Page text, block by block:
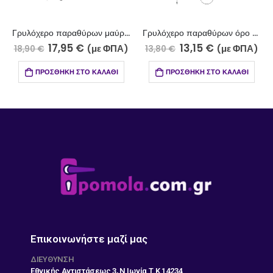
Γρυλόχερο παραθύρων μαύρο 209-7-5/1
18,90€ 17,95 € (με ΦΠΑ)
ΠΡΟΣΘΉΚΗ ΣΤΟ ΚΑΛΆΘΙ
Γρυλόχερο παραθύρων όρο ματ-όρο 72-15-11/1
13,80€ 13,15 € (με ΦΠΑ)
ΠΡΟΣΘΉΚΗ ΣΤΟ ΚΑΛΆΘΙ
Επικοινωνήστε μαζί μας
ΔΙΕΎΘΥΝΣΗ
Εθνικής Αντιστάσεως 3, Ν Ιωνία Τ.Κ 14234